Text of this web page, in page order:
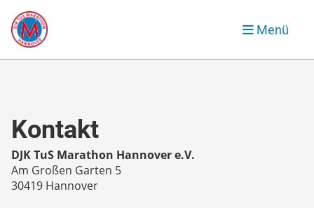
Menü
Kontakt
DJK TuS Marathon Hannover e.V.
Am Großen Garten 5
30419 Hannover